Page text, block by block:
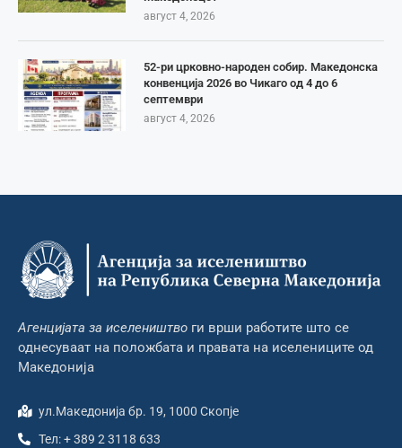
август 4, 2026
52-ри црковно-народен собир. Македонска
конвенција 2026 во Чикаго од 4 до 6
септември
август 4, 2026
Агенцијата за иселеништво ги врши работите што се
однесуваат на положбата и правата на иселениците од
Македонија
ул.Македонија бр. 19, 1000 Скопје
Тел: + 389 2 3118 633